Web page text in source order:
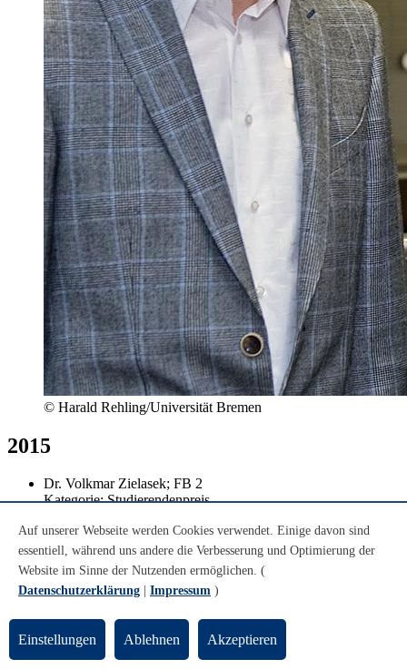
© Harald Rehling/Universität Bremen
2015
Dr. Volkmar Zielasek; FB 2
Kategorie: Studierendenpreis
Kategorie: Hervorragend gestaltetes Forschungsprojekt
Prof. Dr. Jens Pöppelbuß; FB 7
Kategorie: Exzellentes zeitgemäßes Vorlesungsformat
Auf unserer Webseite werden Cookies verwendet. Einige davon sind
essentiell, während uns andere die Verbesserung und Optimierung der
Website im Sinne der Nutzenden ermöglichen. (
Datenschutzerklärung
Impressum )
Einstellungen Ablehnen Akzeptieren